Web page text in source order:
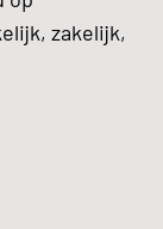
zakelijk,